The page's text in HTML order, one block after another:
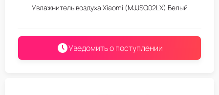
Увлажнитель воздуха Xiaomi (MJJSQ02LX) Белый
Уведомить о поступлении